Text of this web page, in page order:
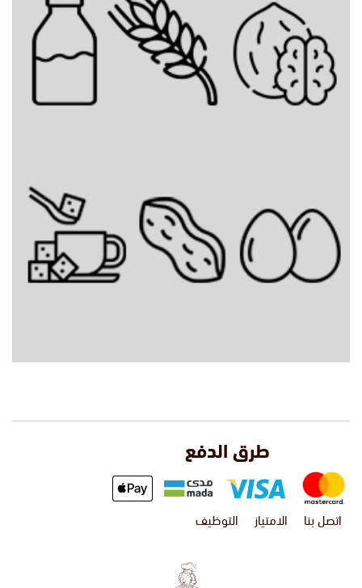
طرق الدفع
اتصل بنا الامتياز التوظيف